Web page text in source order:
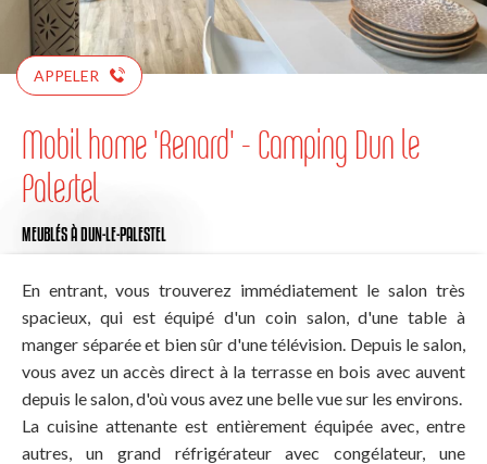
APPELER
Mobil home 'Renard' - Camping Dun le
Palestel
MEUBLÉSÀ DUN-LE-PALESTEL
En entrant, vous trouverez immédiatement le salon très
spacieux, qui est équipé d'un coin salon, d'une table à
manger séparée et bien sûr d'une télévision. Depuis le salon,
vous avez un accès direct à la terrasse en bois avec auvent
depuis le salon, d'où vous avez une belle vue sur les environs.
La cuisine attenante est entièrement équipée avec, entre
autres, un grand réfrigérateur avec congélateur, une